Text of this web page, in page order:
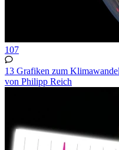
107
13 Grafiken zum
von Philipp Reich